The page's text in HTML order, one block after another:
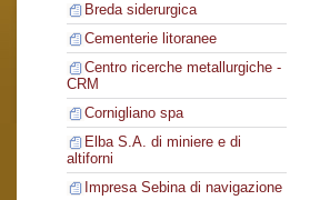
Breda siderurgica
Cementerie litoranee
Centro ricerche metallurgiche -
CRM
Cornigliano spa
Elba S.A. di miniere e di
altiforni
Impresa Sebina di navigazione